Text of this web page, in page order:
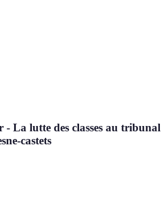
- La lutte des classes au tribunal
castets